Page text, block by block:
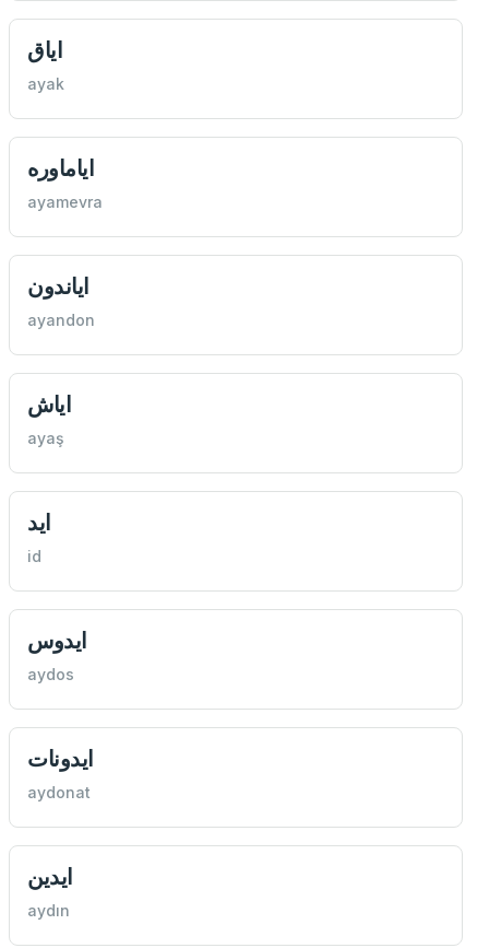
اياق
ayak
اياماوره
ayamevra
اياندون
ayandon
اياش
ayaş
ايد
id
ايدوس
aydos
ايدونات
aydonat
ايدين
aydın